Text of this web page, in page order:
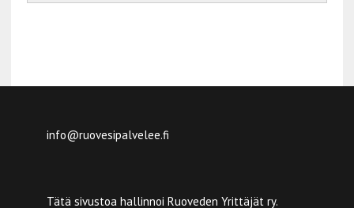
info@ruovesipalvelee.fi
Tätä sivustoa hallinnoi Ruoveden Yrittäjät ry.